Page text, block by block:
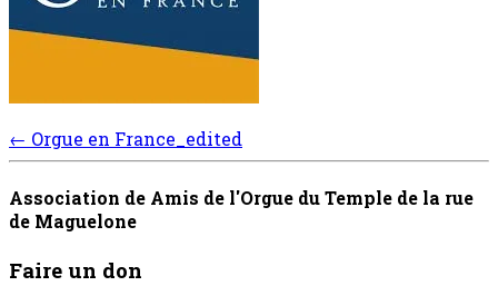
Post
navigation
← Orgue en France_edited
Association de Amis de l'Orgue du Temple de la rue
de Maguelone
Faire un don